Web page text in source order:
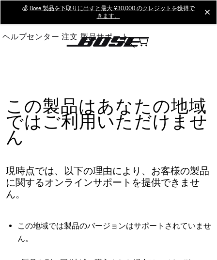
Main
💰 Bose 製品を下取りに出すと最大 ¥30,000 のクレジットを獲得で
きます。
ヘルプセンター 注文 製品サポート
この製品はあなたの地域
ではご利用いただけませ
ん
現時点では、以下の理由により、お客様の製品
に関するオンラインサポートを提供できませ
ん。
この地域では製品のバージョンはサポートされていませ
ん。